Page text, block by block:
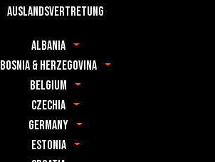
Auslandsvertretung
Albania
Bosnia & Herzegovina
Belgium
Czechia
Germany
Estonia